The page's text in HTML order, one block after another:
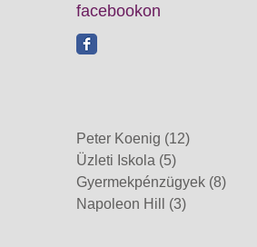
facebookon
Peter Koenig (12)
Üzleti Iskola (5)
Gyermekpénzügyek (8)
Napoleon Hill
(3)